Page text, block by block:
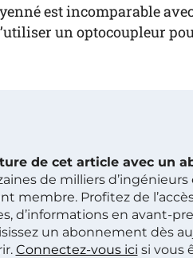
est incomparable
un optocoupleur
de cet article avec un
de milliers
membre. Profitez de
d’informations en avant-
un abonnement dès
Connectez-vous ici si vous